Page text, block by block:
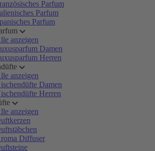
Parfum
Parfum
Parfum
anzeigen
Damen
Herren
anzeigen
Damen
Herren
anzeigen
Diffuser